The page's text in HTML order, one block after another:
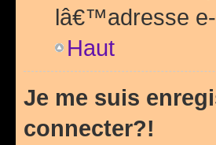
lâ€™adresse
Haut
Je me suis
connecter?!